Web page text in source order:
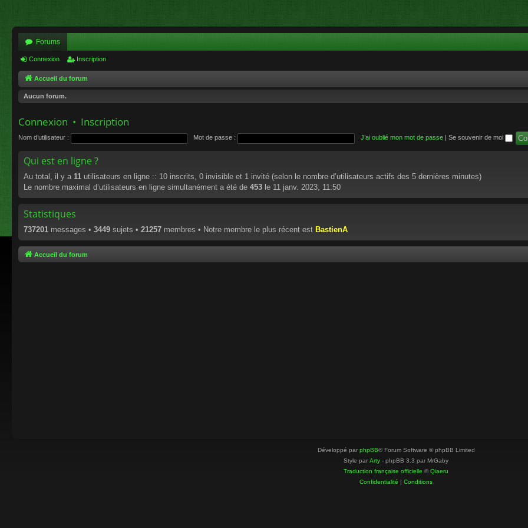
Forums
Connexion Inscription
Accueil du forum
Aucun forum.
Connexion • Inscription
Nom d’utilisateur : Mot de passe : J’ai oublié mon mot de passe Se souvenir de moi
Qui est en ligne ?
Au total, il y a 11 utilisateurs en ligne :: 10 inscrits, 0 invisible et 1 invité (selon le nombre d’utilisateurs actifs des 5 dernières minutes)
Le nombre maximal d’utilisateurs en ligne simultanément a été de 453 le 11 janv. 2023, 11:50
Statistiques
737201 messages • 3449 sujets • 21257 membres • Notre membre le plus récent est BastienA
Accueil du forum
Développé par phpBB® Forum Software © phpBB Limited
Style par Arty - phpBB 3.3 par MrGaby
Traduction française officielle ©Qiaeru
Confidentialité | Conditions